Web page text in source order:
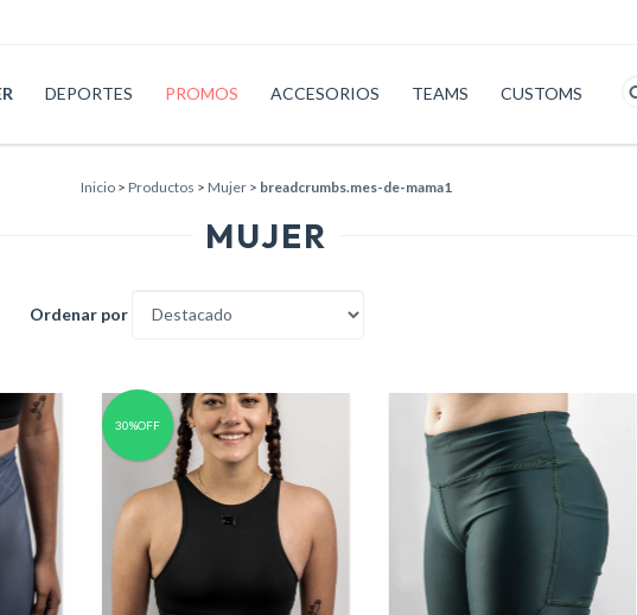
DEPORTES PROMOS ACCESORIOS TEAMS CUSTOMS
Inicio > Productos > Mujer > breadcrumbs.mes-de-mama1
MUJER
Ordenar por
30%OFF